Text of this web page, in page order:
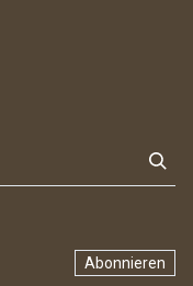
Abonnieren